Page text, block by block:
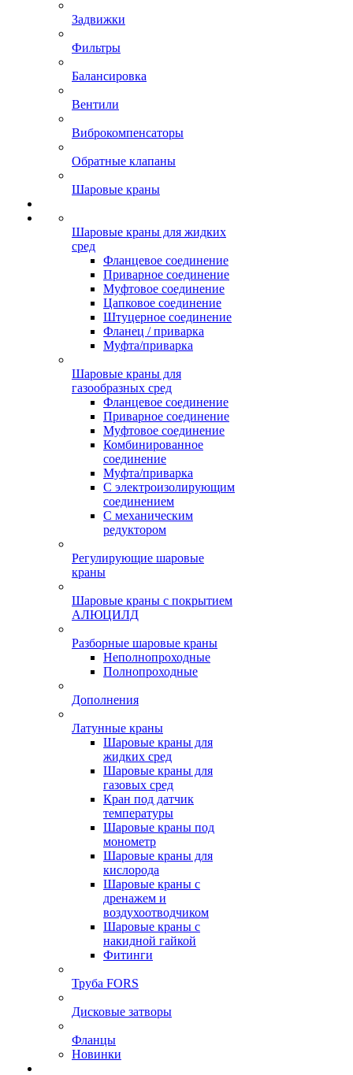
Задвижки
Фильтры
Балансировка
Вентили
Виброкомпенсаторы
Обратные клапаны
Шаровые краны
Шаровые краны для жидких
сред
Фланцевое соединение
Приварное соединение
Муфтовое соединение
Цапковое соединение
Штуцерное соединение
Фланец / приварка
Муфта/приварка
Шаровые краны для
газообразных сред
Фланцевое соединение
Приварное соединение
Муфтовое соединение
Комбинированное
соединение
Муфта/приварка
С электроизолирующим
соединением
С механическим
редуктором
Регулирующие шаровые
краны
Шаровые краны с покрытием
АЛЮЦИЛД
Разборные шаровые краны
Неполнопроходные
Полнопроходные
Дополнения
Латунные краны
Шаровые краны для
жидких сред
Шаровые краны для
газовых сред
Кран под датчик
температуры
Шаровые краны под
монометр
Шаровые краны для
кислорода
Шаровые краны с
дренажем и
воздухоотводчиком
Шаровые краны с
накидной гайкой
Фитинги
Труба FORS
Дисковые затворы
Фланцы
Новинки